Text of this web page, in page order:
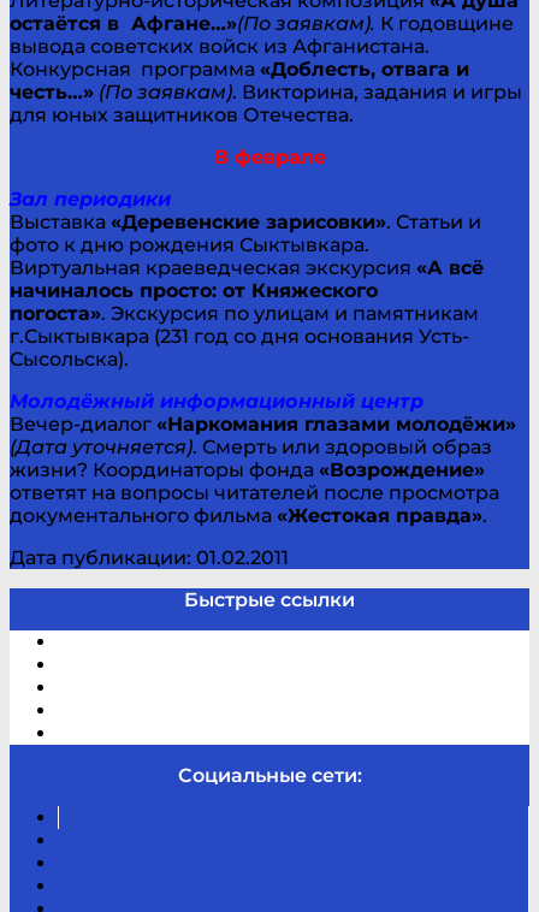
остаётся в Афгане…»(По заявкам). К годовщине
вывода советских войск из Афганистана.
Конкурсная программа «Доблесть, отвага и
честь…» (По заявкам). Викторина, задания и игры
для юных защитников Отечества.
В феврале
Зал периодики
Выставка «Деревенские зарисовки». Статьи и
фото к дню рождения Сыктывкара.
Виртуальная краеведческая экскурсия «А всё
начиналось просто: от Княжеского
погоста». Экскурсия по улицам и памятникам
г.Сыктывкара (231 год со дня основания Усть-
Сысольска).
Молодёжный информационный центр
Вечер-диалог «Наркомания глазами молодёжи»
(Дата уточняется). Смерть или здоровый образ
жизни? Координаторы фонда «Возрождение»
ответят на вопросы читателей после просмотра
документального фильма «Жестокая правда».
Дата публикации: 01.02.2011
Быстрые ссылки
Социальные сети: